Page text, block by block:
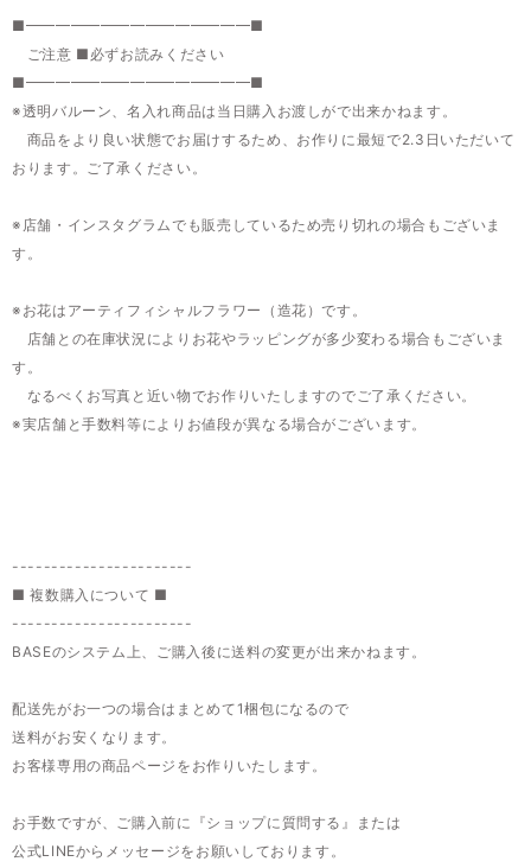
■━━━━━━━━━━━━━━━■
ご注意 ■必ずお読みください
■━━━━━━━━━━━━━━━■
※透明バルーン、名入れ商品は当日購入お渡しがで出来かねます。
商品をより良い状態でお届けするため、お作りに最短で2.3日いただいて
おります。ご了承ください。
※店舗・インスタグラムでも販売しているため売り切れの場合もございま
す。
※お花はアーティフィシャルフラワー（造花）です。
店舗との在庫状況によりお花やラッピングが多少変わる場合もございま
す。
なるべくお写真と近い物でお作りいたしますのでご了承ください。
※実店舗と手数料等によりお値段が異なる場合がございます。
-----------------------
■ 複数購入について ■
-----------------------
BASEのシステム上、ご購入後に送料の変更が出来かねます。
配送先がお一つの場合はまとめて1梱包になるので
送料がお安くなります。
お客様専用の商品ページをお作りいたします。
お手数ですが、ご購入前に『ショップに質問する』または
公式LINEからメッセージをお願いしております。